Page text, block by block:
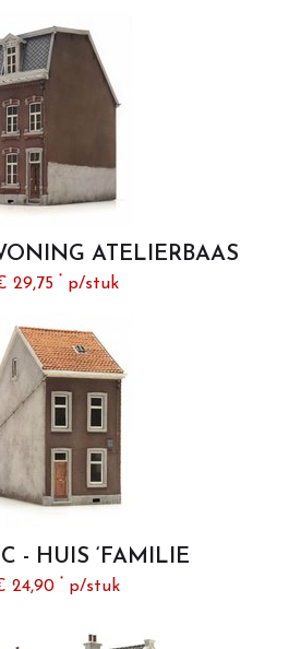
ATELIERBAAS
| 1:87
29,75 * p/stuk
- HUIS ‘FAMILIE
(BOUWKIT) - 1:87
24,90 * p/stuk